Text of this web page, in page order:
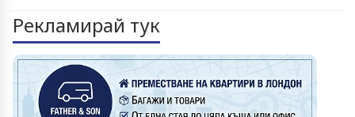
Рекламирай тук